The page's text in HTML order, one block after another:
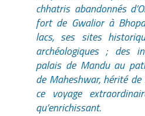
chhatris abandonnés
fort de Gwalior à
lacs, ses sites
archéologiques ; des
palais de Mandu au
de Maheshwar, hérité
ce voyage
qu’enrichissant.